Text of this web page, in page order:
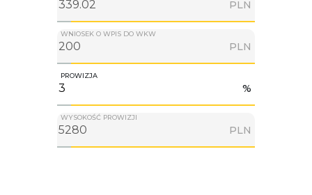
PLN
WNIOSEK O WPIS DO WKW
PLN
PROWIZJA
%
WYSOKOŚĆ PROWIZJI
PLN